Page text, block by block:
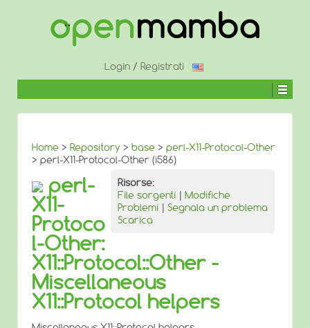
CONTENUTO
Login / Registrati
Home > Repository > base > perl-X11-Protocol-Other
> perl-X11-Protocol-Other (i586)
Risorse:
File sorgenti | Modifiche
Problemi | Segnala un problema
Scarica
perl-
X11-
Protoco
l-Other:
X11::Protocol::Other -
Miscellaneous
X11::Protocol helpers